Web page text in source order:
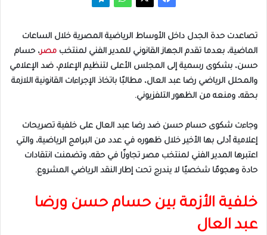
تصاعدت حدة الجدل داخل الأوساط الرياضية المصرية خلال الساعات
الماضية، بعدما تقدم الجهاز القانوني للمدير الفني لمنتخب مصر، حسام
حسن، بشكوى رسمية إلى المجلس الأعلى لتنظيم الإعلام، ضد الإعلامي
والمحلل الرياضي رضا عبد العال، مطالبًا باتخاذ الإجراءات القانونية اللازمة
بحقه، ومنعه من الظهور التلفزيوني.
وجاءت شكوى حسام حسن ضد رضا عبد العال على خلفية تصريحات
إعلامية أدلى بها الأخير خلال ظهوره في عدد من البرامج الرياضية، والتي
اعتبرها المدير الفني لمنتخب مصر تجاوزًا في حقه، وتضمنت انتقادات
حادة وهجومًا شخصيًا لا يندرج تحت إطار النقد الرياضي المشروع.
خلفية الأزمة بين حسام حسن ورضا
عبد العال